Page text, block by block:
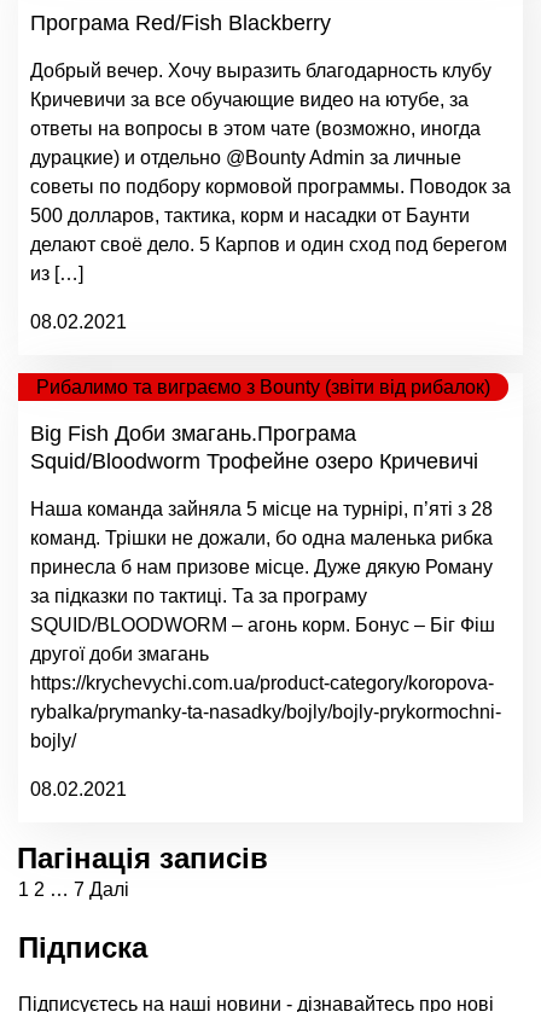
Програма Red/Fish Blackberry
Добрый вечер. Хочу выразить благодарность клубу
Кричевичи за все обучающие видео на ютубе, за
ответы на вопросы в этом чате (возможно, иногда
дурацкие) и отдельно @Bounty Admin за личные
советы по подбору кормовой программы. Поводок за
500 долларов, тактика, корм и насадки от Баунти
делают своё дело. 5 Карпов и один сход под берегом
из […]
08.02.2021
Рибалимо та виграємо з Bounty (звіти від рибалок)
Big Fish Доби змагань.Програма
Squid/Bloodworm Трофейне озеро Кричевичі
Наша команда зайняла 5 місце на турнірі, п’яті з 28
команд. Трішки не дожали, бо одна маленька рибка
принесла б нам призове місце. Дуже дякую Роману
за підказки по тактиці. Та за програму
SQUID/BLOODWORM – агонь корм. Бонус – Біг Фіш
другої доби змагань
https://krychevychi.com.ua/product-category/koropova-
rybalka/prymanky-ta-nasadky/bojly/bojly-prykormochni-
bojly/
08.02.2021
Пагінація записів
1 2 … 7 Далі
Підписка
Підписуєтесь на наші новини - дізнавайтесь про нові